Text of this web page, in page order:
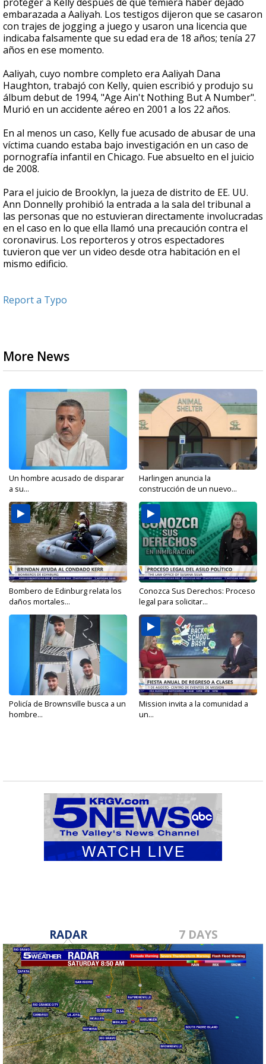
embarazada a Aaliyah. Los testigos dijeron que se casaron
con trajes de jogging a juego y usaron una licencia que
indicaba falsamente que su edad era de 18 años; tenía 27
años en ese momento.
Aaliyah, cuyo nombre completo era Aaliyah Dana
Haughton, trabajó con Kelly, quien escribió y produjo su
álbum debut de 1994, "Age Ain't Nothing But A Number".
Murió en un accidente aéreo en 2001 a los 22 años.
En al menos un caso, Kelly fue acusado de abusar de una
víctima cuando estaba bajo investigación en un caso de
pornografía infantil en Chicago. Fue absuelto en el juicio
de 2008.
Para el juicio de Brooklyn, la jueza de distrito de EE. UU.
Ann Donnelly prohibió la entrada a la sala del tribunal a
las personas que no estuvieran directamente involucradas
en el caso en lo que ella llamó una precaución contra el
coronavirus. Los reporteros y otros espectadores
tuvieron que ver un video desde otra habitación en el
mismo edificio.
Report a Typo
More News
Un hombre acusado de disparar
a su...
Harlingen anuncia la
construcción de un nuevo...
Bombero de Edinburg relata los
daños mortales...
Conozca Sus Derechos: Proceso
legal para solicitar...
Policía de Brownsville busca a un
hombre...
Mission invita a la comunidad a
un...
RADAR 7 DAYS